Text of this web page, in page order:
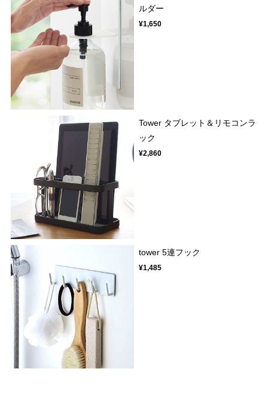
ルダー
¥1,650
Tower タブレット＆リモコンラ
ック
¥2,860
tower 5連フック
¥1,485